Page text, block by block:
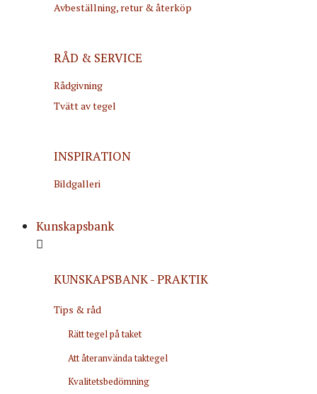
Avbeställning, retur & återköp
RÅD & SERVICE
Rådgivning
Tvätt av tegel
INSPIRATION
Bildgalleri
Kunskapsbank
KUNSKAPSBANK - PRAKTIK
Tips & råd
Rätt tegel på taket
Att återanvända taktegel
Kvalitetsbedömning